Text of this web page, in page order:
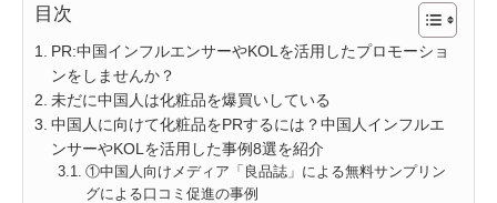
目次
PR:中国インフルエンサーやKOLを活用したプロモーショ
ンをしませんか？
未だに中国人は化粧品を爆買いしている
中国人に向けて化粧品をPRするには？中国人インフルエ
ンサーやKOLを活用した事例8選を紹介
①中国人向けメディア「良品誌」による無料サンプリン
グによる口コミ促進の事例